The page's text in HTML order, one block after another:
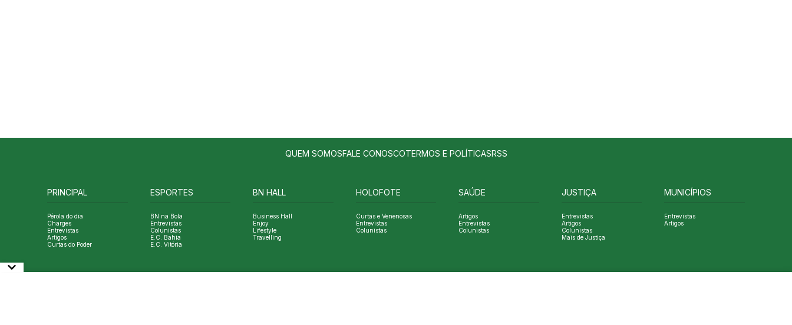
QUEM SOMOSFALE CONOSCOTERMOS E POLÍTICASRSS
PRINCIPAL
Pérola do dia
Charges
Entrevistas
Artigos
Curtas do Poder
ESPORTES
BN na Bola
Entrevistas
Colunistas
E.C. Bahia
E.C. Vitória
BN HALL
Business Hall
Enjoy
Lifestyle
Travelling
HOLOFOTE
Curtas e Venenosas
Entrevistas
Colunistas
SAÚDE
Artigos
Entrevistas
Colunistas
JUSTIÇA
Entrevistas
Artigos
Colunistas
Mais de Justiça
MUNICÍPIOS
Entrevistas
Artigos